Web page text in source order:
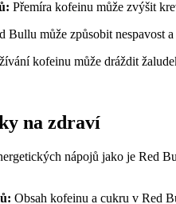
Přemíra kofeinu může zvýšit
Bullu může způsobit nespavost
kofeinu může dráždit
na zdraví
nápojů jako je Red
Obsah kofeinu a cukru v Red